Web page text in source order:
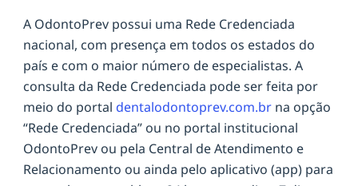
A OdontoPrev possui uma Rede Credenciada
nacional, com presença em todos os estados do
país e com o maior número de especialistas. A
consulta da Rede Credenciada pode ser feita por
meio do portal dentalodontoprev.com.br na opção
“Rede Credenciada” ou no portal institucional
OdontoPrev ou pela Central de Atendimento e
Relacionamento ou ainda pelo aplicativo (app) para